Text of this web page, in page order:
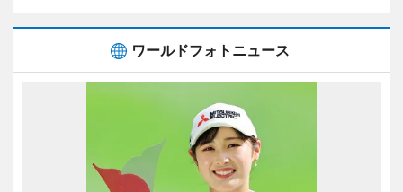
ワールドフォトニュース